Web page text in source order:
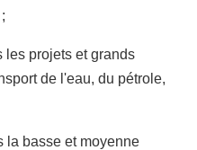
les projets et grands
de l'eau, du pétrole,
la basse et moyenne